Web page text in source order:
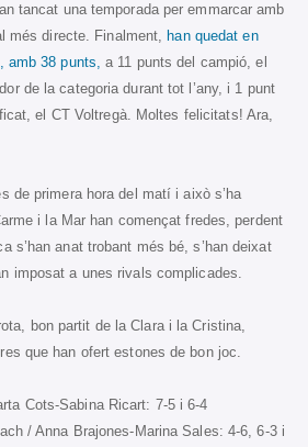
tancat una temporada per emmarcar amb
més directe. Finalment, han quedat en
amb 38 punts,a 11 punts del campió, el
de la categoria durant tot l’any, i 1 punt
el CT Voltregà. Moltes felicitats! Ara,
de primera hora del matí i això s’ha
i la Mar han començat fredes, perdent
s’han anat trobant més bé, s’han deixat
imposat a unes rivals complicades.
bon partit de la Clara i la Cristina,
que han ofert estones de bon joc.
Cots-Sabina Ricart: 7-5 i 6-4
/ Anna Brajones-Marina Sales: 4-6, 6-3 i